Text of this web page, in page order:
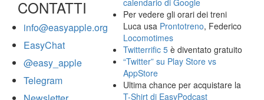
CONTATTI
info@easyapple.org
EasyChat
@easy_apple
Telegram
calendario di Google
Per vedere gli orari dei treni
Luca usa Prontotreno, Federico
Locomotimes
Twitterrific 5 è diventato gratuito
“Twitter” su Play Store vs
AppStore
Ultima chance per acquistare la
T-Shirt di EasyPodcast